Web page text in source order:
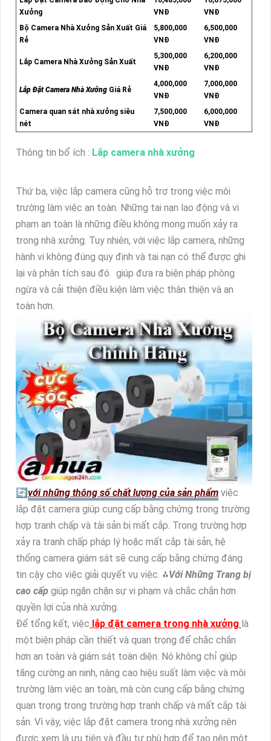
Xưởng
VNĐ
VNĐ
Bộ Camera Nhà Xưởng Sản Xuất Giá
Rẻ
5,800,000
VNĐ
6,500,000
VNĐ
Lắp Camera Nhà Xưởng Sản Xuất
5,300,000
VNĐ
6,200,000
VNĐ
Lắp Đặt Camera Nhà Xưởng Giá Rẻ
4,000,000
VNĐ
7,000,000
VNĐ
Camera quan sát nhà xưởng siêu
nét
7,500,000
VNĐ
6,000,000
VNĐ
Thông tin bổ ích : Lắp camera nhà xưởng
Thứ ba, việc lắp camera cũng hỗ trợ trong việc môi
trường làm việc an toàn. Những tai nạn lao động và vi
phạm an toàn là những điều không mong muốn xảy ra
trong nhà xưởng. Tuy nhiên, với việc lắp camera, những
hành vi không đúng quy định và tai nạn có thể được ghi
lại và phân tích sau đó. giúp đưa ra biện pháp phòng
ngừa và cải thiện điều kiện làm việc thân thiện và an
toàn hơn.
🔄với những thông số chất lượng của sản phẩm việc
lắp đặt camera giúp cung cấp bằng chứng trong trường
hợp tranh chấp và tài sản bị mất cắp. Trong trường hợp
xảy ra tranh chấp pháp lý hoặc mất cắp tài sản, hệ
thống camera giám sát sẽ cung cấp bằng chứng đáng
tin cậy cho việc giải quyết vụ việc. ⁂Với Những Trang bị
cao cấp giúp ngăn chặn sự vi phạm và chắc chắn hơn
quyền lợi của nhà xưởng.
Để tổng kết, việc lắp đặt camera trong nhà xưởng là
một biện pháp cần thiết và quan trọng để chắc chắn
hơn an toàn và giám sát toàn diện. Nó không chỉ giúp
tăng cường an ninh, nâng cao hiệu suất làm việc và môi
trường làm việc an toàn, mà còn cung cấp bằng chứng
quan trọng trong trường hợp tranh chấp và mất cắp tài
sản. Vì vậy, việc lắp đặt camera trong nhà xưởng nên
được xem là ưu tiên và đầu tư phù hợp để tạo nên một